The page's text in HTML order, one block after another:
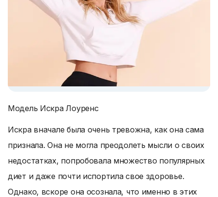
Модель Искра Лоуренс
Искра вначале была очень тревожна, как она сама
признала. Она не могла преодолеть мысли о своих
недостатках, попробовала множество популярных
диет и даже почти испортила свое здоровье.
Однако, вскоре она осознала, что именно в этих